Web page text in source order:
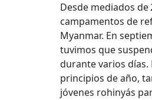
Desde mediados
campamentos de
Myanmar. En
tuvimos que
durante varios días.
principios de año,
jóvenes rohinyás